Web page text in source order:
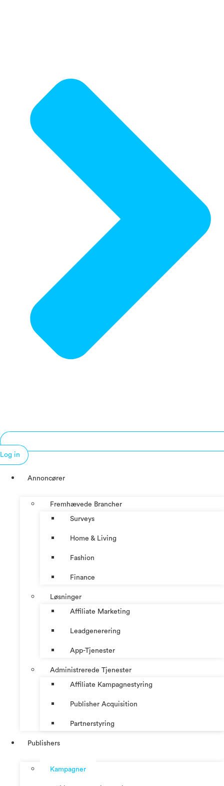
Log in
Annoncører
Fremhævede Brancher
Surveys
Home & Living
Fashion
Finance
Løsninger
Affiliate Marketing
Leadgenerering
App-Tjenester
Administrerede Tjenester
Affiliate Kampagnestyring
Publisher Acquisition
Partnerstyring
Publishers
Kampagner